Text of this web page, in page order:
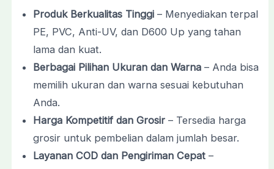
Produk Berkualitas Tinggi– Menyediakan terpal
PE, PVC, Anti-UV, dan D600 Up yang tahan
lama dan kuat.
Berbagai Pilihan Ukuran dan Warna– Anda bisa
memilih ukuran dan warna sesuai kebutuhan
Anda.
Harga Kompetitif dan Grosir– Tersedia harga
grosir untuk pembelian dalam jumlah besar.
Layanan COD dan Pengiriman Cepat–